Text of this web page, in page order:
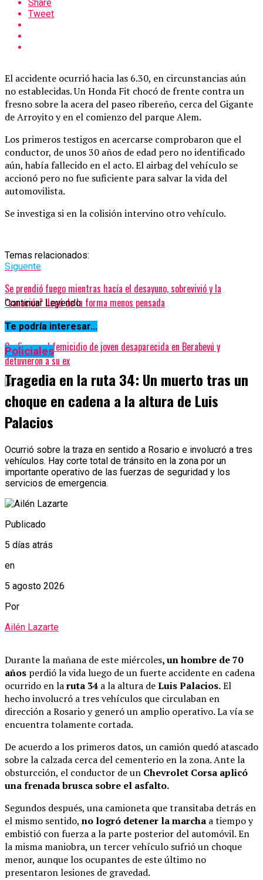
Share
Tweet
El accidente ocurrió hacia las 6.30, en circunstancias aún
no establecidas. Un Honda Fit chocó de frente contra un
fresno sobre la acera del paseo ribereño, cerca del Gigante
de Arroyito y en el comienzo del parque Alem.
Los primeros testigos en acercarse comprobaron que el
conductor, de unos 30 años de edad pero no identificado
aún, había fallecido en el acto. El airbag del vehículo se
accionó pero no fue suficiente para salvar la vida del
automovilista.
Se investiga si en la colisión intervino otro vehículo.
Temas relacionados:
Siguente
Se prendió fuego mientras hacía el desayuno, sobrevivió y la
“sanación” llegó de la forma menos pensada
Anterior
Confirman el femicidio de joven desaparecida en Berabevú y
detuvieron a su ex
Continuar Leyendo
Te podría interesar...
Policiales
Tragedia en la ruta 34: Un muerto tras un
choque en cadena a la altura de Luis
Palacios
Ocurrió sobre la traza en sentido a Rosario e involucró a tres
vehículos. Hay corte total de tránsito en la zona por un
importante operativo de las fuerzas de seguridad y los
servicios de emergencia.
Publicado
5 días atrás
en
5 agosto 2026
Por
Ailén Lazarte
Durante la mañana de este miércoles, un hombre de 70
años perdió la vida luego de un fuerte accidente en cadena
ocurrido en laruta 34 a la altura deLuis Palacios.El
hecho involucró a tres vehículos que circulaban en
dirección a Rosario y generó un amplio operativo. La vía se
encuentra tolamente cortada.
De acuerdo a los primeros datos, un camión quedó atascado
sobre la calzada cerca del cementerio en la zona. Ante la
obsturcción, el conductor de un Chevrolet Corsa aplicó
una frenada brusca sobre el asfalto.
Segundos después, una camioneta que transitaba detrás en
el mismo sentido, no logró detener la marcha a tiempo y
embistió con fuerza a la parte posterior del automóvil. En
la misma maniobra, un tercer vehículo sufrió un choque
menor, aunque los ocupantes de este último no
presentaron lesiones de gravedad.